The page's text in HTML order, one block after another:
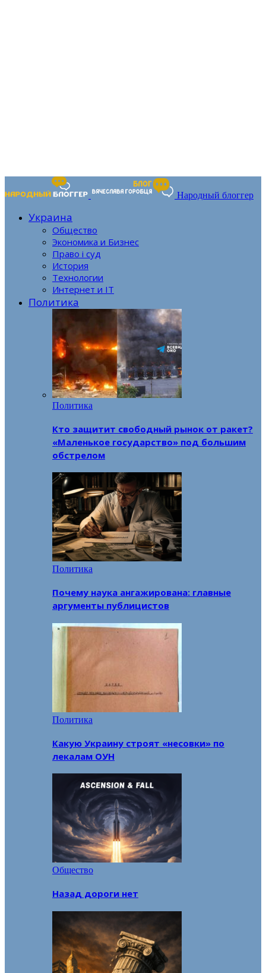
Народный блоггер
Украина
Общество
Экономика и Бизнес
Право і суд
История
Технологии
Интернет и IT
Политика
Политика
Кто защитит свободный рынок от ракет?
«Маленькое государство» под большим
обстрелом
Политика
Почему наука ангажирована: главные
аргументы публицистов
Политика
Какую Украину строят «несовки» по
лекалам ОУН
Общество
Назад дороги нет